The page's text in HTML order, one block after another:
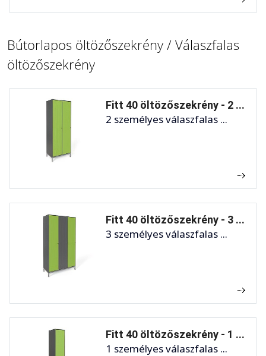
Bútorlapos öltözőszekrény / Válaszfalas
öltözőszekrény
Fitt 40 öltözőszekrény - 2 ...
2 személyes válaszfalas ...
Fitt 40 öltözőszekrény - 3 ...
3 személyes válaszfalas ...
Fitt 40 öltözőszekrény - 1 ...
1 személyes válaszfalas ...